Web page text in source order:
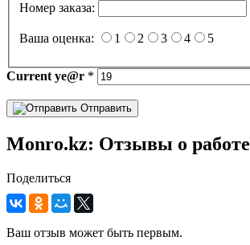
Номер заказа:
Ваша оценка: 1 2 3 4 5
Current ye@r *
Отправить
Monro.kz: Отзывы о работе
Поделиться
Ваш отзыв может быть первым.